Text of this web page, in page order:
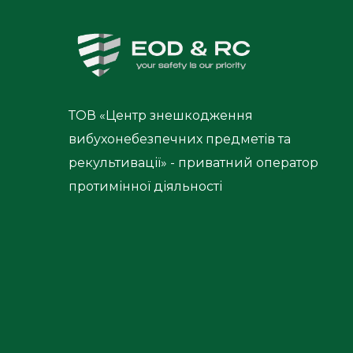
ТОВ «Центр знешкодження
вибухонебезпечних предметів та
рекультивації» - приватний оператор
протимінної діяльності